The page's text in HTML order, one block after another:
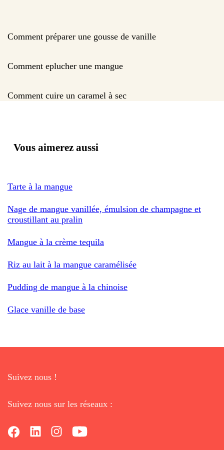
Comment préparer une gousse de vanille
Comment eplucher une mangue
Comment cuire un caramel à sec
Vous aimerez aussi
Tarte à la mangue
Nage de mangue vanillée, émulsion de champagne et
croustillant au pralin
Mangue à la crème tequila
Riz au lait à la mangue caramélisée
Pudding de mangue à la chinoise
Glace vanille de base
Suivez nous !
Suivez nous sur les réseaux :